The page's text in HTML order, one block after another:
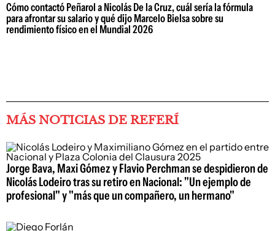
Cómo contactó Peñarol a Nicolás De la Cruz, cuál sería la fórmula
para afrontar su salario y qué dijo Marcelo Bielsa sobre su
rendimiento físico en el Mundial 2026
MÁS NOTICIAS DE REFERÍ
Jorge Bava, Maxi Gómez y Flavio Perchman se despidieron de
Nicolás Lodeiro tras su retiro en Nacional: "Un ejemplo de
profesional" y "más que un compañero, un hermano"